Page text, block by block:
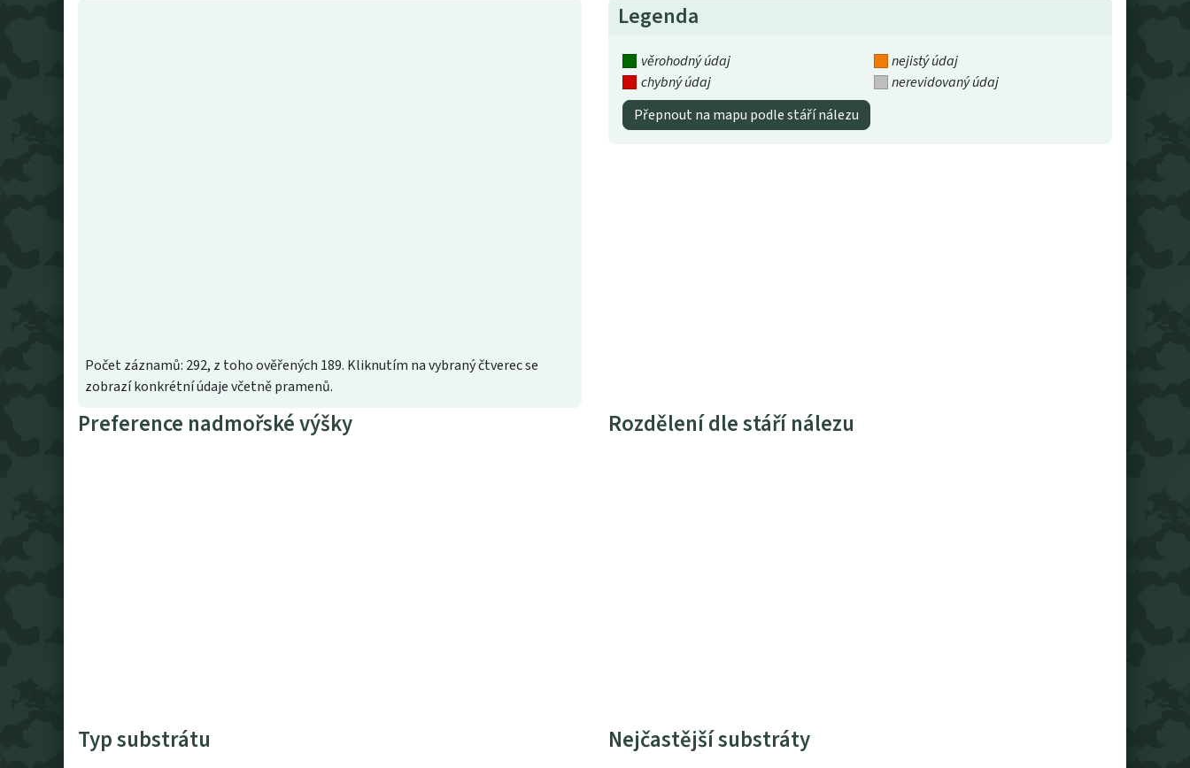
Počet záznamů: 292, z toho ověřených 189. Kliknutím na vybraný čtverec se
zobrazí konkrétní údaje včetně pramenů.
Legenda
věrohodný údaj
nejistý údaj
chybný údaj
nerevidovaný údaj
Přepnout na mapu podle stáří nálezu
Preference nadmořské výšky Rozdělení dle stáří nálezu
Typ substrátu Nejčastější substráty